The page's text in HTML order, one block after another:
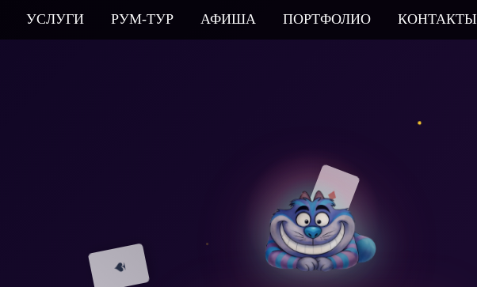
УСЛУГИ РУМ-ТУР АФИША ПОРТФОЛИО КОНТАКТЫ